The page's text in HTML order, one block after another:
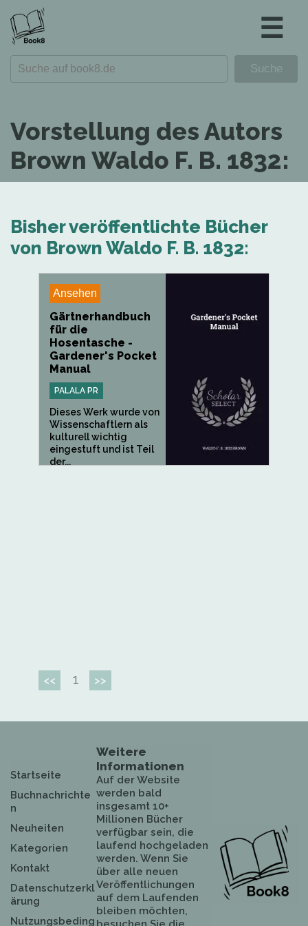
☰
Vorstellung des Autors
Brown Waldo F. B. 1832:
Bisher veröffentlichte Bücher
von Brown Waldo F. B. 1832:
Ansehen
Gärtnerhandbuch
für die
Hosentasche -
Gardener's Pocket
Manual
PALALA PR
Dieses Werk wurde von
Wissenschaftlern als
kulturell wichtig
eingestuft und ist Teil
der...
<< 1 >>
Startseite
Buchnachrichte
n
Neuheiten
Kategorien
Kontakt
Datenschutzerkl
ärung
Nutzungsbeding
Weitere
Informationen
Auf der Website
werden bald
insgesamt 10+
Millionen Bücher
verfügbar sein, die
laufend hochgeladen
werden. Wenn Sie
über alle neuen
Veröffentlichungen
auf dem Laufenden
bleiben möchten,